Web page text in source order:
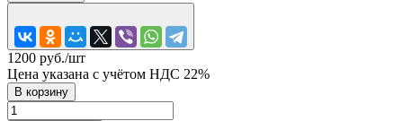
1200 руб./шт
Цена указана с учётом НДС 22%
В корзину